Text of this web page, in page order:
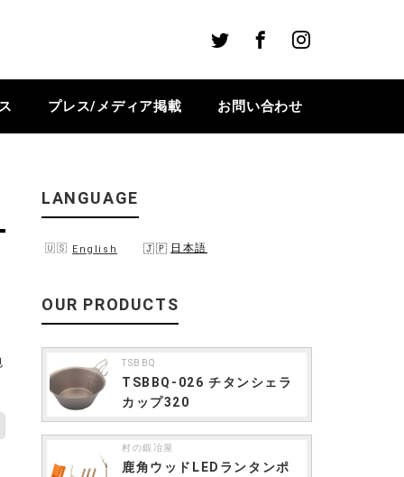
Instagram
プレス/メディア掲載 お問い合わせ
LANGUAGE
English 日本語
OUR PRODUCTS
TSBBQ
TSBBQ-026 チタンシェラ
カップ320
村の鍛冶屋
鹿角ウッドLEDランタンポ